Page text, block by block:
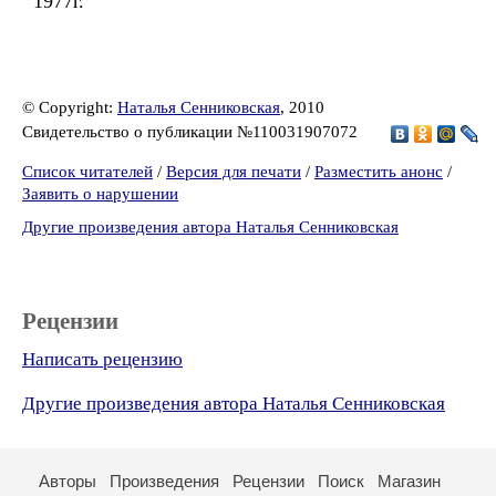
© Copyright: Наталья Сенниковская, 2010
Свидетельство о публикации №110031907072
Список читателей / Версия для печати / Разместить анонс /
Заявить о нарушении
Другие произведения автора Наталья Сенниковская
Рецензии
Написать рецензию
Другие произведения автора Наталья Сенниковская
Авторы Произведения Рецензии Поиск
Магазин